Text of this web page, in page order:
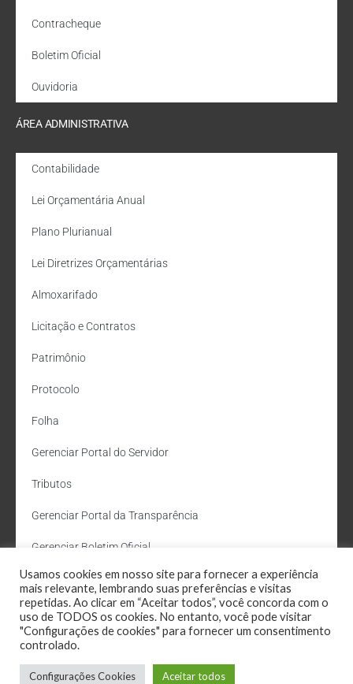
Contracheque
Boletim Oficial
Ouvidoria
ÁREA ADMINISTRATIVA
Contabilidade
Lei Orçamentária Anual
Plano Plurianual
Lei Diretrizes Orçamentárias
Almoxarifado
Licitação e Contratos
Patrimônio
Protocolo
Folha
Gerenciar Portal do Servidor
Tributos
Gerenciar Portal da Transparência
Gerenciar Boletim Oficial
Departamento de Água e Esgoto
Administração Site
Webmail
Usamos cookies em nosso site para fornecer a experiência
mais relevante, lembrando suas preferências e visitas
repetidas. Ao clicar em “Aceitar todos”, você concorda com o
uso de TODOS os cookies. No entanto, você pode visitar
"Configurações de cookies" para fornecer um consentimento
controlado.
Configurações Cookies Aceitar todos